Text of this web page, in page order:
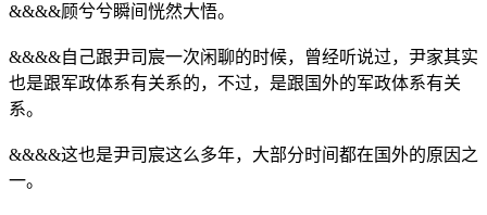
&&&&顾兮兮瞬间恍然大悟。
&&&&自己跟尹司宸一次闲聊的时候，曾经听说过，尹家其实
也是跟军政体系有关系的，不过，是跟国外的军政体系有关
系。
&&&&这也是尹司宸这么多年，大部分时间都在国外的原因之
一。